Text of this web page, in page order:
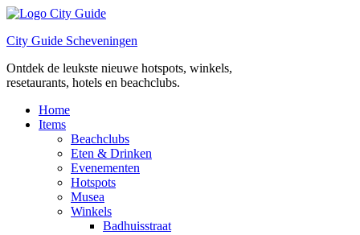
Ga
de
City Guide Scheveningen
Ontdek de leukste nieuwe hotspots, winkels,
resetaurants, hotels en beachclubs.
Home
Items
Beachclubs
Eten & Drinken
Evenementen
Hotspots
Musea
Winkels
Badhuisstraat